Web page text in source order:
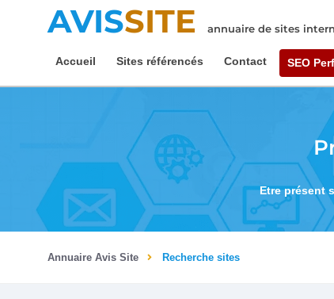
AVISSITE annuaire de sites
Accueil Sites référencés Contact SEO
Etre présent
Annuaire Avis Site Recherche sites